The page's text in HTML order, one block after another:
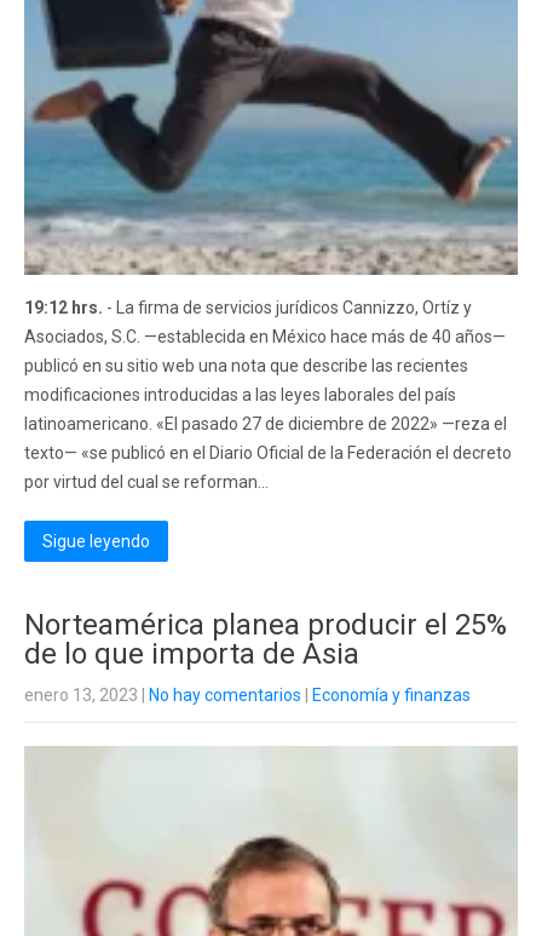
19:12 hrs. - La firma de servicios jurídicos Cannizzo, Ortíz y
Asociados, S.C. —establecida en México hace más de 40 años—
publicó en su sitio web una nota que describe las recientes
modificaciones introducidas a las leyes laborales del país
latinoamericano. «El pasado 27 de diciembre de 2022» —reza el
texto— «se publicó en el Diario Oficial de la Federación el decreto
por virtud del cual se reforman...
Sigue leyendo
Norteamérica planea producir el 25%
de lo que importa de Asia
enero 13, 2023 No hay comentarios Economía y finanzas